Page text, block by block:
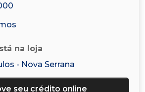
na loja
- Nova Serrana
seu crédito online